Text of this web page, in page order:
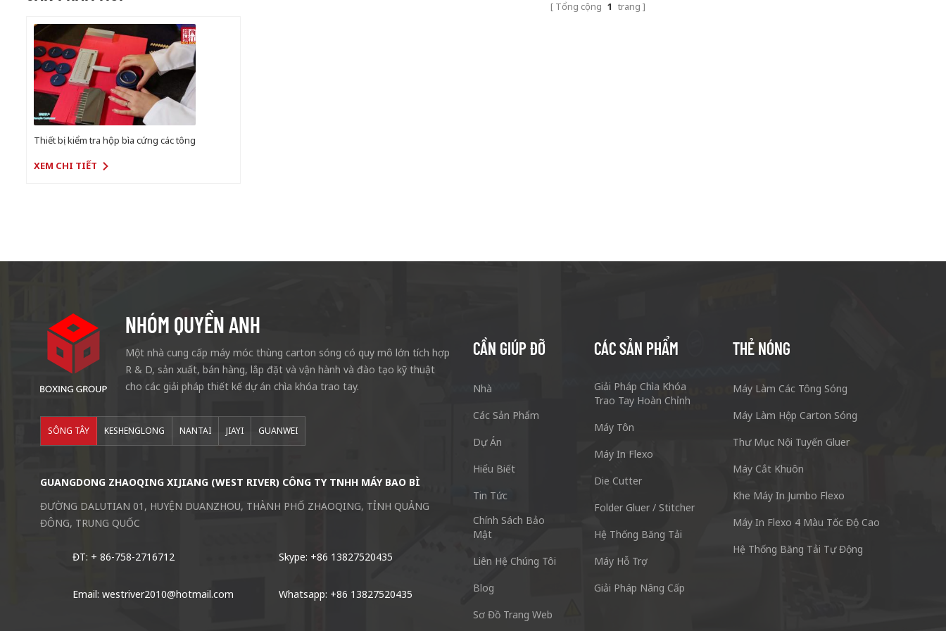
Trung Quốc tốt và đáng tin cậy sẽ là giải phápTổng cộng 1 trang
Thiết bị kiểm tra hộp bìa cứng các tông
XEM CHI TIẾT
NHÓM QUYỀN ANH
Một nhà cung cấp máy móc thùng carton sóng có quy mô lớn tích hợp
R & D, sản xuất, bán hàng, lắp đặt và vận hành và đào tạo kỹ thuật
cho các giải pháp thiết kế dự án chìa khóa trao tay.
SÔNG TÂY KESHENGLONG NANTAI JIAYI GUANWEI
GUANGDONG ZHAOQING XIJIANG (WEST RIVER) CÔNG TY TNHH MÁY BAO BÌ
ĐƯỜNG DALUTIAN 01, HUYỆN DUANZHOU, THÀNH PHỐ ZHAOQING, TỈNH QUẢNG
ĐÔNG, TRUNG QUỐC
ĐT: + 86-758-2716712 Skype: +86 13827520435
Email: westriver2010@hotmail.com Whatsapp: +86 13827520435
Công Ty TNHH Máy Đóng Gói Thùng Carton Keshenglong Quảng Châu.
SỐ 77 Đường Xieshi Thị trấn Zhongcun Quận Phiên Ngung Quảng Châu Quảng Đông
511495 Trung Quốc
ĐT: + 86-20-84771416 Skype: +86 13928828361
Email: kl@keshenglong.com.cn
528137
CẦN GIÚP ĐỠ
Nhà
Các Sản Phẩm
Dự Án
Hiểu Biết
Tin Tức
Chính Sách Bảo
Mật
Liên Hệ Chúng Tôi
Blog
Sơ Đồ Trang Web
CÁC SẢN PHẨM
Giải Pháp Chìa Khóa
Trao Tay Hoàn Chỉnh
Máy Tôn
Máy In Flexo
Die Cutter
Folder Gluer / Stitcher
Hệ Thống Băng Tải
Máy Hỗ Trợ
Giải Pháp Nâng Cấp
THẺ NÓNG
Máy Làm Các Tông Sóng
Máy Làm Hộp Carton Sóng
Thư Mục Nội Tuyến Gluer
Máy Cắt Khuôn
Khe Máy In Jumbo Flexo
Máy In Flexo 4 Màu Tốc Độ Cao
Hệ Thống Băng Tải Tự Động